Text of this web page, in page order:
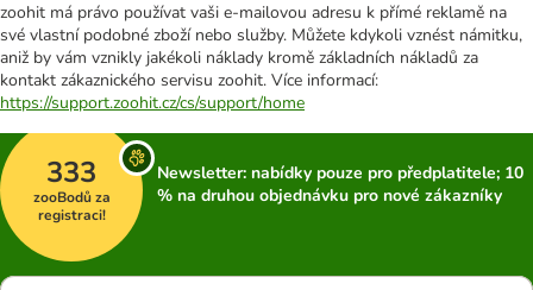
zoohit má právo používat vaši e-mailovou adresu k přímé reklamě na
své vlastní podobné zboží nebo služby. Můžete kdykoli vznést námitku,
aniž by vám vznikly jakékoli náklady kromě základních nákladů za
kontakt zákaznického servisu zoohit. Více informací:
https://support.zoohit.cz/cs/support/home
333
zooBodů za
registraci!
Newsletter: nabídky pouze pro předplatitele; 10
% na druhou objednávku pro nové zákazníky